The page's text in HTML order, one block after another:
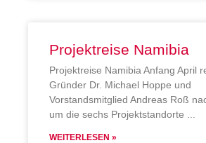
Projektreise Namibia
Projektreise Namibia Anfang April
Gründer Dr. Michael Hoppe und
Vorstandsmitglied Andreas Roß
um die sechs Projektstandorte
WEITERLESEN »